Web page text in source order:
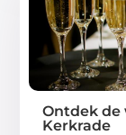
Ontdek de
Kerkrade